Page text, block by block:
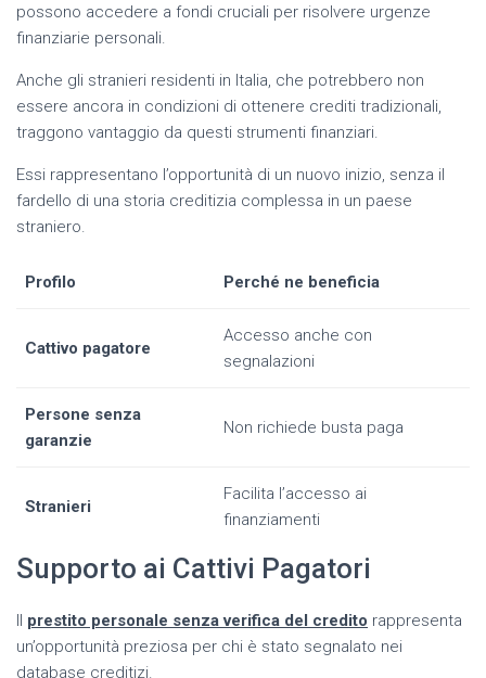
possono accedere a fondi cruciali per risolvere urgenze
finanziarie personali.
Anche gli stranieri residenti in Italia, che potrebbero non
essere ancora in condizioni di ottenere crediti tradizionali,
traggono vantaggio da questi strumenti finanziari.
Essi rappresentano l’opportunità di un nuovo inizio, senza il
fardello di una storia creditizia complessa in un paese
straniero.
Profilo Perché ne beneficia
Cattivo pagatore
Accesso anche con
segnalazioni
Persone senza
garanzie
Non richiede busta paga
Stranieri
Facilita l’accesso ai
finanziamenti
Supporto ai Cattivi Pagatori
Il prestito personale senza verifica del credito rappresenta
un’opportunità preziosa per chi è stato segnalato nei
database creditizi.